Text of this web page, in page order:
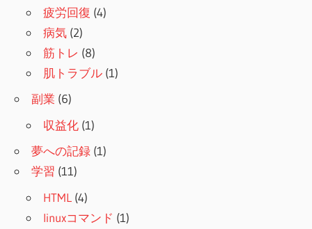
疲労回復 (4)
病気 (2)
筋トレ (8)
肌トラブル (1)
副業 (6)
収益化 (1)
夢への記録 (1)
学習 (11)
HTML (4)
linuxコマンド (1)